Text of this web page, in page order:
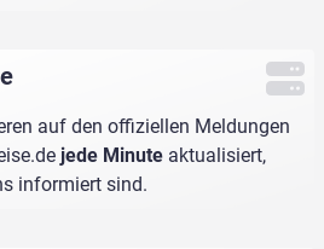
auf den offiziellen Meldungen
jede Minute aktualisiert,
informiert sind.